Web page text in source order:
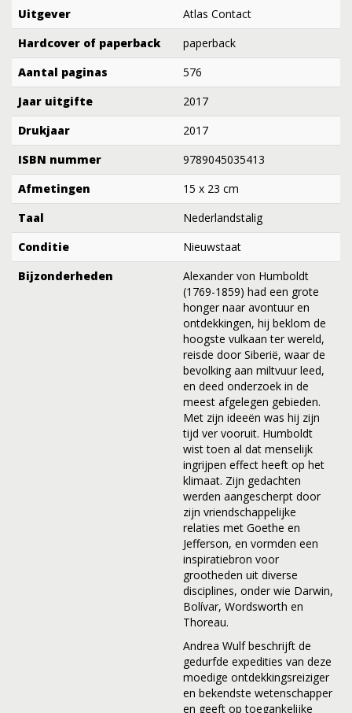
Uitgever
Atlas Contact
Hardcover of paperback
paperback
Aantal paginas
576
Jaar uitgifte
2017
Drukjaar
2017
ISBN nummer
9789045035413
Afmetingen
15 x 23 cm
Taal
Nederlandstalig
Conditie
Nieuwstaat
Bijzonderheden
Alexander von Humboldt
(1769-1859) had een grote
honger naar avontuur en
ontdekkingen, hij beklom de
hoogste vulkaan ter wereld,
reisde door Siberië, waar de
bevolking aan miltvuur leed,
en deed onderzoek in de
meest afgelegen gebieden.
Met zijn ideeën was hij zijn
tijd ver vooruit. Humboldt
wist toen al dat menselijk
ingrijpen effect heeft op het
klimaat. Zijn gedachten
werden aangescherpt door
zijn vriendschappelijke
relaties met Goethe en
Jefferson, en vormden een
inspiratiebron voor
grootheden uit diverse
disciplines, onder wie Darwin,
Bolívar, Wordsworth en
Thoreau.
Andrea Wulf beschrijft de
gedurfde expedities van deze
moedige ontdekkingsreiziger
en bekendste wetenschapper
en geeft op toegankelijke